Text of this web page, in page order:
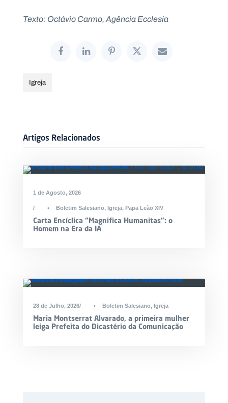
Texto: Octávio Carmo, Agência Ecclesia
Igreja
Artigos Relacionados
1 de Agosto, 2026
• Boletim Salesiano, Igreja, Papa Leão XIV
Carta Encíclica “Magnifica Humanitas”: o
Homem na Era da IA
28 de Julho, 2026 • Boletim Salesiano, Igreja
Maria Montserrat Alvarado, a primeira mulher
leiga Prefeita do Dicastério da Comunicação